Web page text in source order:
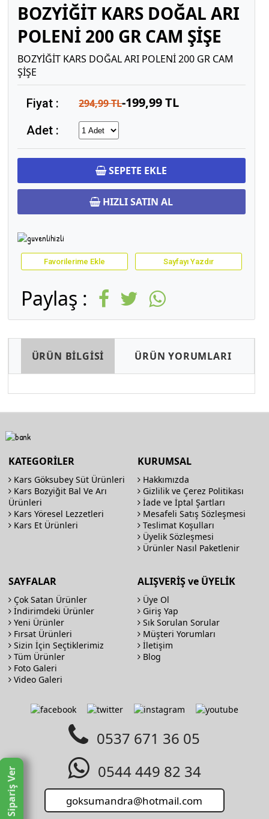
BOZYİĞİT KARS DOĞAL ARI
POLENİ 200 GR CAM ŞİŞE
BOZYİĞİT KARS DOĞAL ARI POLENİ 200 GR CAM
ŞİŞE
Fiyat : 294,99 TL-199,99 TL
Adet :
SEPETE EKLE
HIZLI SATIN AL
Favorilerime Ekle Sayfayı Yazdır
Paylaş :
ÜRÜN BİLGİSİ ÜRÜN YORUMLARI
Sipariş Ver
KATEGORİLER
Kars Göksubey Süt Ürünleri
Kars Bozyiğit Bal Ve Arı
Ürünleri
Kars Yöresel Lezzetleri
Kars Et Ürünleri
KURUMSAL
Hakkımızda
Gizlilik ve Çerez Politikası
İade ve İptal Şartları
Mesafeli Satış Sözleşmesi
Teslimat Koşulları
Üyelik Sözleşmesi
Ürünler Nasıl Paketlenir
SAYFALAR
Çok Satan Ürünler
İndirimdeki Ürünler
Yeni Ürünler
Fırsat Ürünleri
Sizin İçin Seçtiklerimiz
Tüm Ürünler
Foto Galeri
Video Galeri
ALIŞVERİŞ ve ÜYELİK
Üye Ol
Giriş Yap
Sık Sorulan Sorular
Müşteri Yorumları
İletişim
Blog
0537 671 36 05
0544 449 82 34